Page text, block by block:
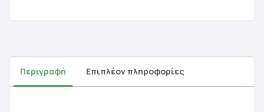
Περιγραφή Επιπλέον πληροφορίες